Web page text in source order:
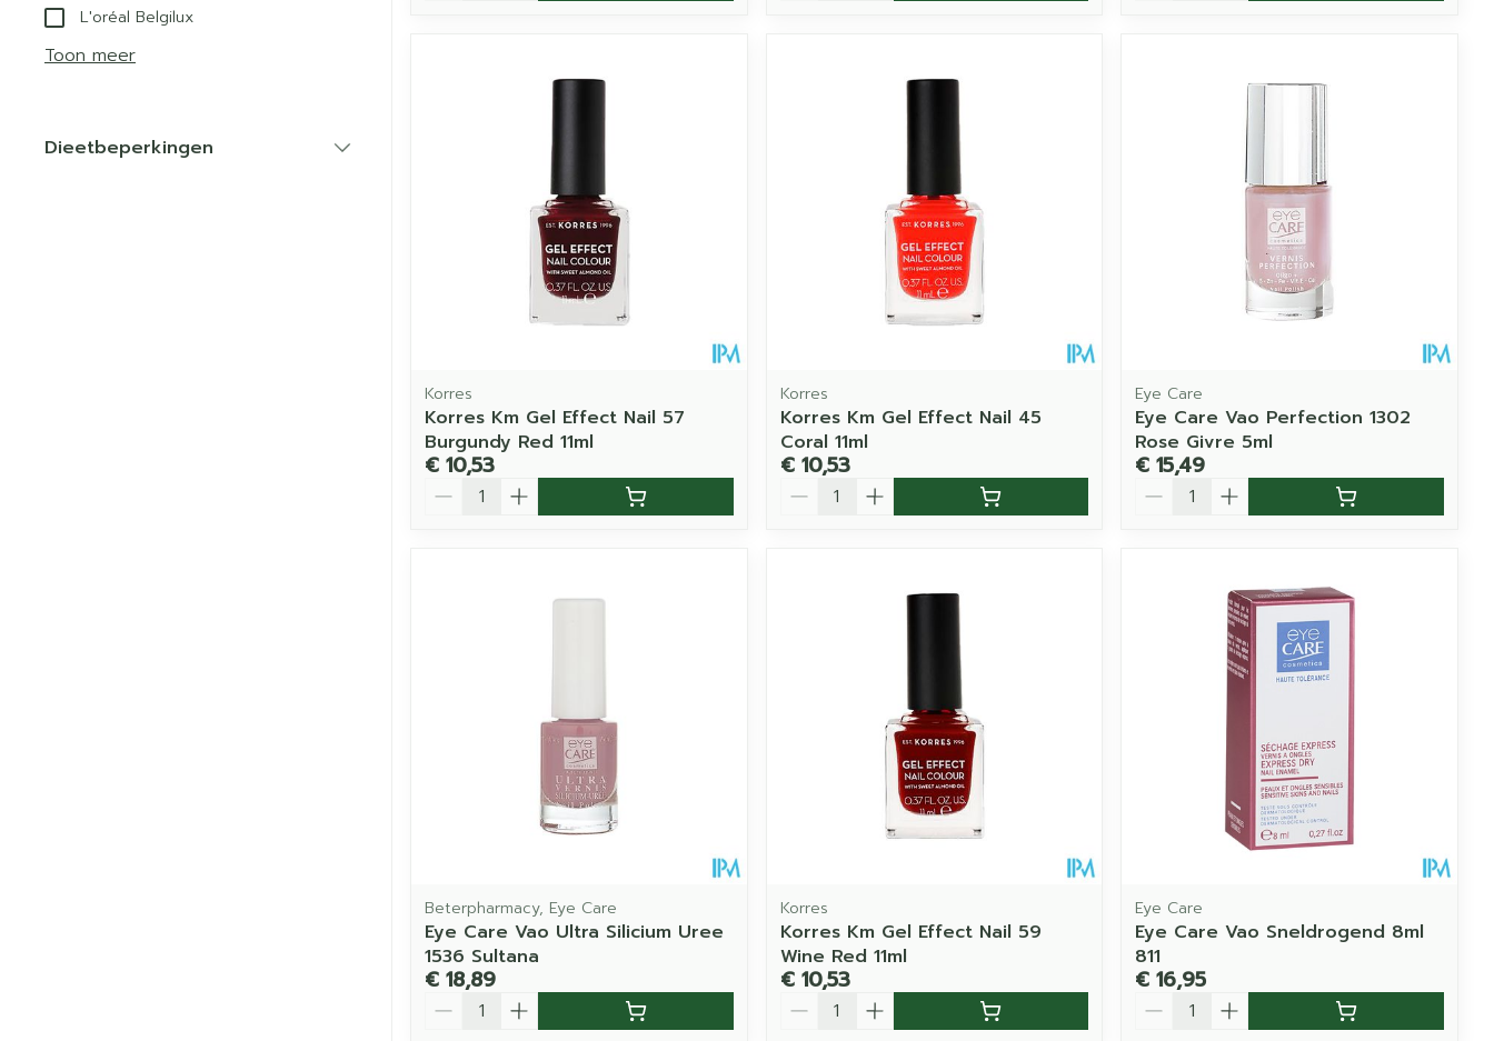
L'oréal Belgilux
Toon meer
Dieetbeperkingen
Korres
Korres Km Gel Effect Nail 57
Burgundy Red 11ml
€ 10,53
Aantal
Korres
Korres Km Gel Effect Nail 45
Coral 11ml
€ 10,53
Aantal
Eye Care
Eye Care Vao Perfection 1302
Rose Givre 5ml
€ 15,49
Aantal
Beterpharmacy, Eye Care
Eye Care Vao Ultra Silicium Uree
1536 Sultana
€ 18,89
Aantal
Korres
Korres Km Gel Effect Nail 59
Wine Red 11ml
€ 10,53
Aantal
Eye Care
Eye Care Vao Sneldrogend 8ml
811
€ 16,95
Aantal